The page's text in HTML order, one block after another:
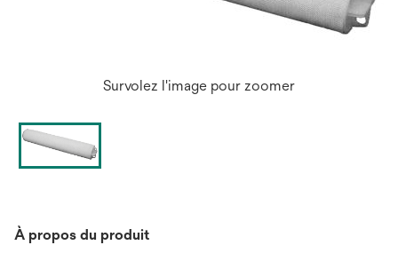
Survolez l'image pour zoomer
À propos du produit